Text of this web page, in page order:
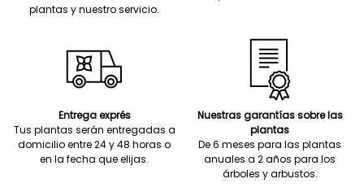
plantas y nuestro servicio.
Entrega exprés
Tus plantas serán entregadas a
domicilio entre 24 y 48 horas o
en la fecha que elijas.
Nuestras garantías sobre las
plantas
De 6 meses para las plantas
anuales a 2 años para los
árboles y arbustos.